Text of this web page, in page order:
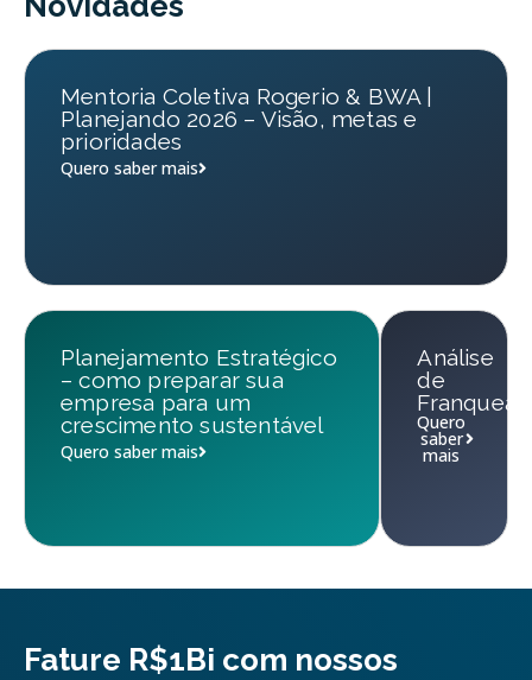
Mentoria Coletiva Rogerio & BWA |
Planejando 2026 – Visão, metas e
prioridades
Quero saber mais
Planejamento Estratégico
– como preparar sua
empresa para um
crescimento sustentável
Quero saber mais
Análise
de
Quero
saber
mais
Fature R$1Bi com nossos